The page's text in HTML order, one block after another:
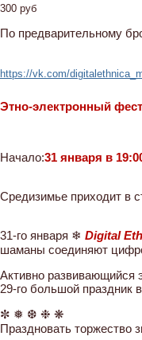
300 руб
По предварительному
https://vk.com/
Этно-электронный
Начало:31 января в
Средизимье приходит в
31-го января ❄ Digital
шаманы соединяют
Активно развивающийся
29-го большой праздник
✼ ❅ ❆ ❉ ❋
Праздновать торжество